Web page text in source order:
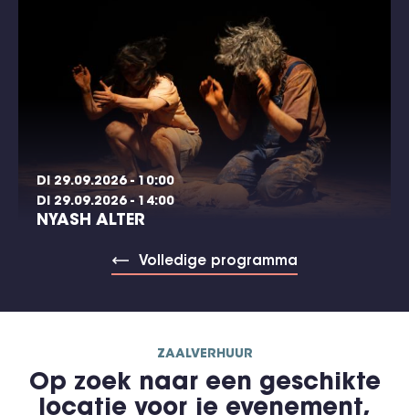
DI 29.09.2026 - 10:00
DI 29.09.2026 - 14:00
NYASH ALTER
Volledige programma
ZAALVERHUUR
Op zoek naar een geschikte
locatie voor je evenement,